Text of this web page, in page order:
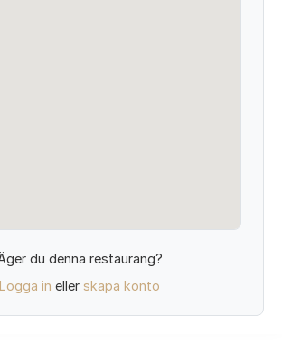
du denna restaurang?
Logga in eller skapa konto